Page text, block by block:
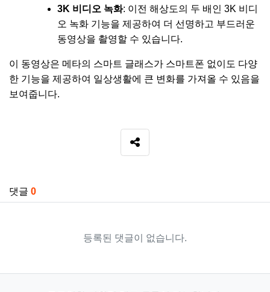
3K 비디오 녹화: 이전 해상도의 두 배인 3K 비디
오 녹화 기능을 제공하여 더 선명하고 부드러운
동영상을 촬영할 수 있습니다.
이 동영상은 메타의 스마트 글래스가 스마트폰 없이도 다양
한 기능을 제공하여 일상생활에 큰 변화를 가져올 수 있음을
보여줍니다.
SNS 공유
댓글 0
등록된 댓글이 없습니다.